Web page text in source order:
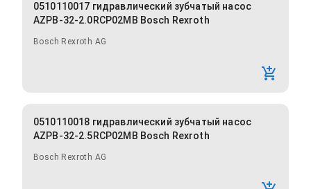
0510110017 гидравлический зубчатый насос
AZPB-32-2.0RCP02MB Bosch Rexroth
Bosch Rexroth AG
0510110018 гидравлический зубчатый насос
AZPB-32-2.5RCP02MB Bosch Rexroth
Bosch Rexroth AG